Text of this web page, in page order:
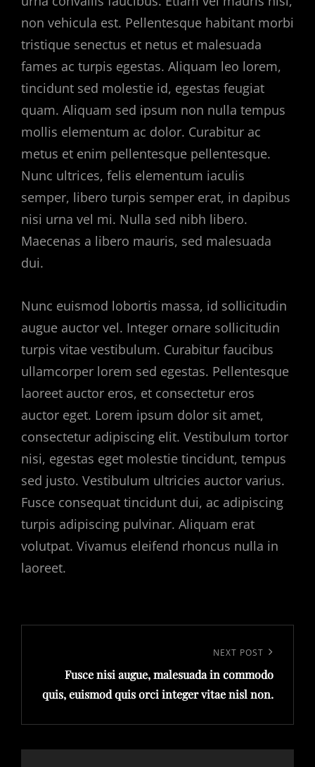
non vehicula est. Pellentesque habitant morbi
tristique senectus et netus et malesuada
fames ac turpis egestas. Aliquam leo lorem,
tincidunt sed molestie id, egestas feugiat
quam. Aliquam sed ipsum non nulla tempus
mollis elementum ac dolor. Curabitur ac
metus et enim pellentesque pellentesque.
Nunc ultrices, felis elementum iaculis
semper, libero turpis semper erat, in dapibus
nisi urna vel mi. Nulla sed nibh libero.
Maecenas a libero mauris, sed malesuada
dui.
Nunc euismod lobortis massa, id sollicitudin
augue auctor vel. Integer ornare sollicitudin
turpis vitae vestibulum. Curabitur faucibus
ullamcorper lorem sed egestas. Pellentesque
laoreet auctor eros, et consectetur eros
auctor eget. Lorem ipsum dolor sit amet,
consectetur adipiscing elit. Vestibulum tortor
nisi, egestas eget molestie tincidunt, tempus
sed justo. Vestibulum ultricies auctor varius.
Fusce consequat tincidunt dui, ac adipiscing
turpis adipiscing pulvinar. Aliquam erat
volutpat. Vivamus eleifend rhoncus nulla in
laoreet.
Post
NEXT POST
Fusce nisi augue, malesuada in commodo
quis, euismod quis orci integer vitae nisl non.